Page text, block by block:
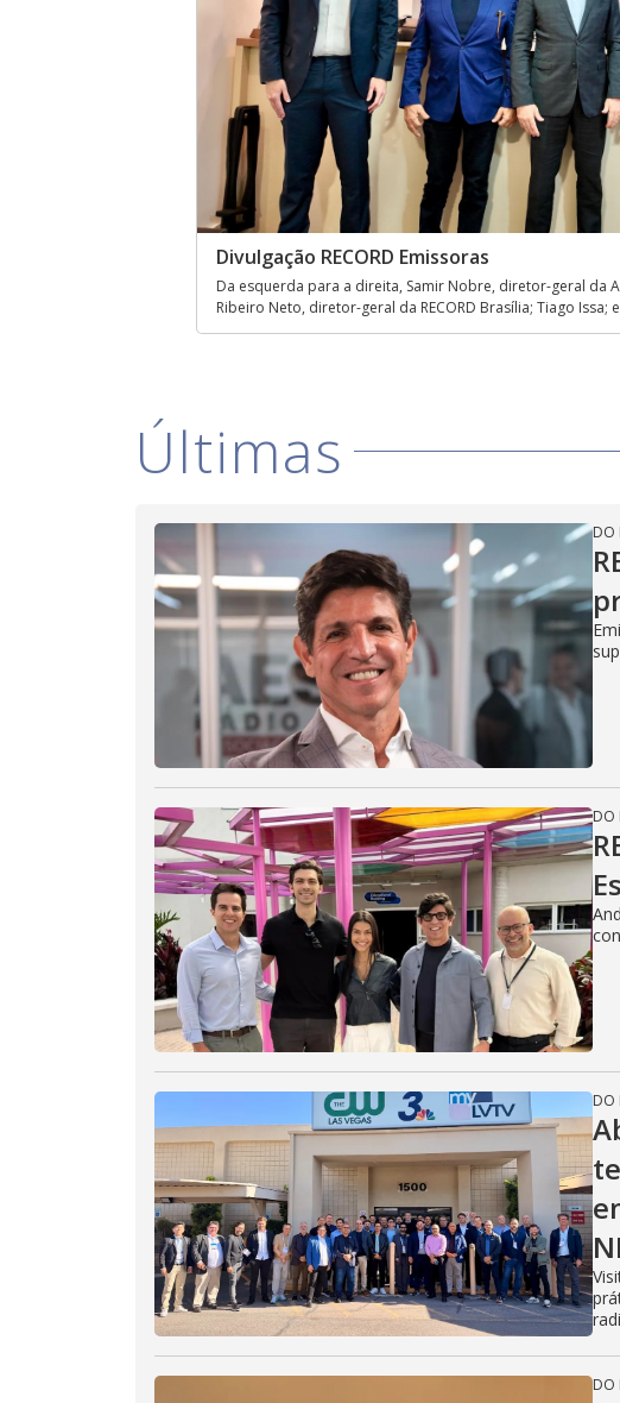
Divulgação RECORD Emissoras
Da esquerda para a direita, Samir Nobre, diretor-geral da
Ribeiro Neto, diretor-geral da RECORD Brasília; Tiago Issa;
Últimas
DO
DO
DO
DO